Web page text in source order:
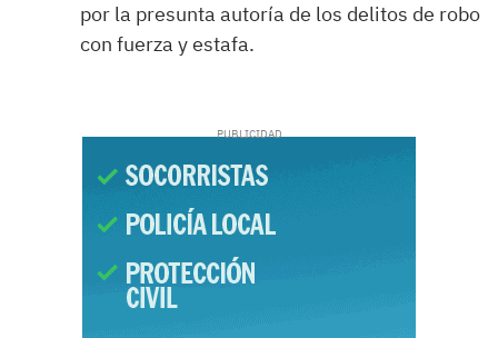
por la presunta autoría de los delitos de robo
con fuerza y estafa.